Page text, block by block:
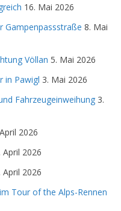
16. Mai 2026
Gampenpassstraße 8. Mai
Völlan 5. Mai 2026
in Pawigl 3. Mai 2026
Fahrzeugeinweihung 3.
2026
April 2026
April 2026
Tour of the Alps-Rennen